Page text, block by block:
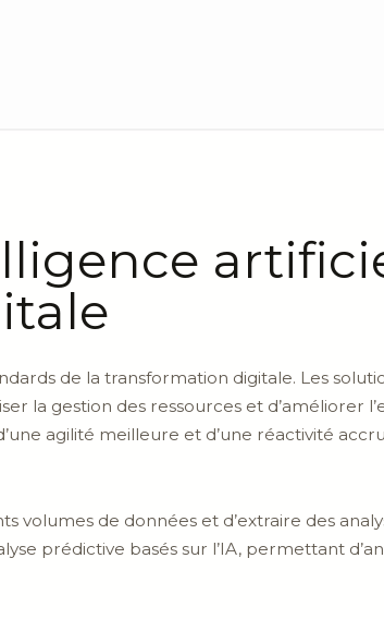
de la transformation digitale. Les
la gestion des ressources et d’améliorer
agilité meilleure et d’une réactivité
volumes de données et d’extraire des
prédictive basés sur l’IA, permettant